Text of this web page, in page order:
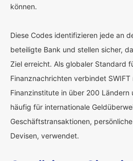
können.
Diese Codes identifizieren jede an
beteiligte Bank und stellen sicher,
Ziel erreicht. Als globaler Standard
Finanznachrichten verbindet SWIFT
Finanzinstitute in über 200 Ländern
häufig für internationale
Geschäftstransaktionen,
Devisen, verwendet.